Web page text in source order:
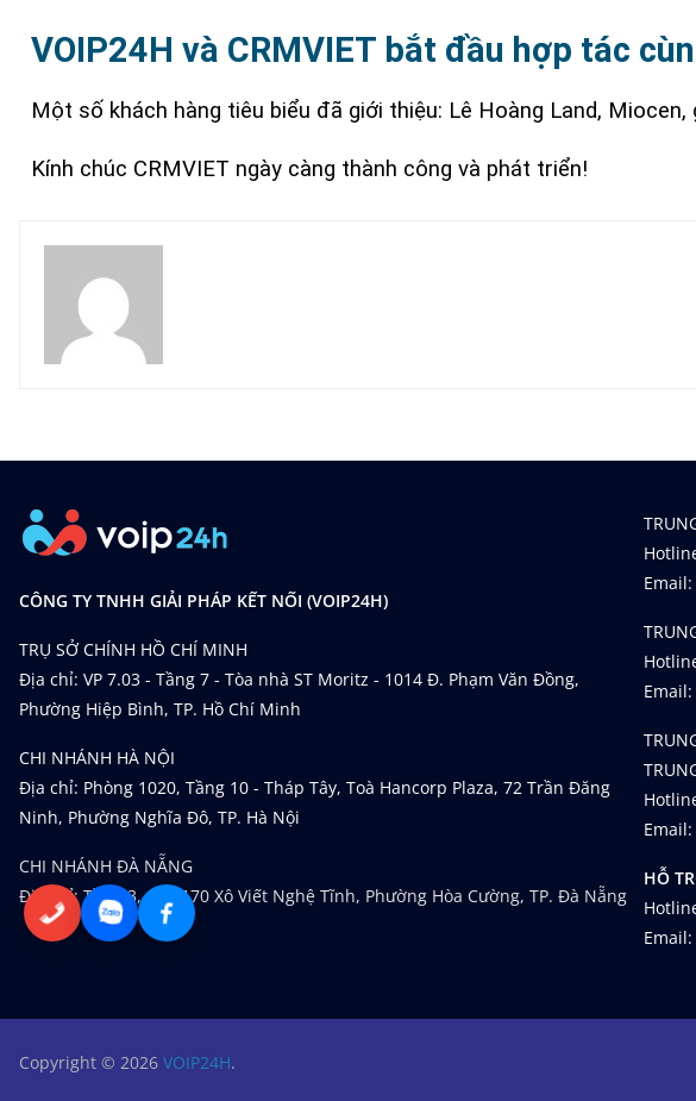
VOIP24H và CRMVIET bắt đầu hợp tác
Một số khách hàng tiêu biểu đã giới thiệu: Lê Hoàng Land,
Kính chúc CRMVIET ngày càng thành công và phát triển!
CÔNG TY TNHH GIẢI PHÁP KẾT NỐI (VOIP24H)
TRỤ SỞ CHÍNH HỒ CHÍ MINH
Địa chỉ: VP 7.03 - Tầng 7 - Tòa nhà ST Moritz - 1014 Đ. Phạm Văn Đồng,
Phường Hiệp Bình, TP. Hồ Chí Minh
CHI NHÁNH HÀ NỘI
Địa chỉ: Phòng 1020, Tầng 10 - Tháp Tây, Toà Hancorp Plaza, 72 Trần Đăng
Ninh, Phường Nghĩa Đô, TP. Hà Nội
CHI NHÁNH ĐÀ NẴNG
Địa chỉ: Tầng 3, 168-170 Xô Viết Nghệ Tĩnh, Phường Hòa Cường, TP. Đà Nẵng
Email:
Email:
Email:
HỖ
Email:
Copyright © 2026 VOIP24H.